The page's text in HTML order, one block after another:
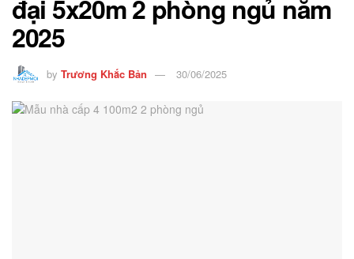
đại 5x20m 2 phòng ngủ năm
2025
by Trương Khắc Bản 30/06/2025